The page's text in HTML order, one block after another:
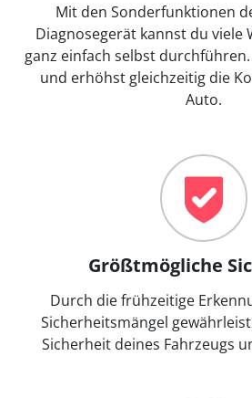
Mit den Sonderfunktionen
Diagnosegerät kannst du viele
ganz einfach selbst
und erhöhst gleichzeitig die
Auto.
Größtmögliche
Durch die frühzeitige
Sicherheitsmängel
Sicherheit deines Fahrzeugs